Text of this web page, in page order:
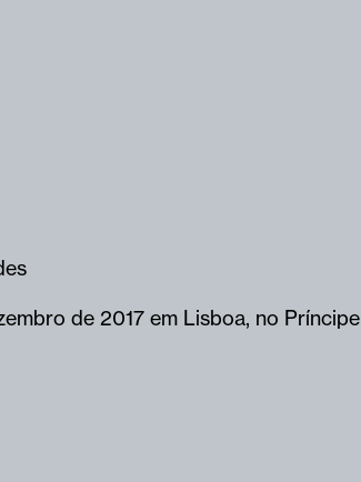
de 2017 em Lisboa, no Príncipe